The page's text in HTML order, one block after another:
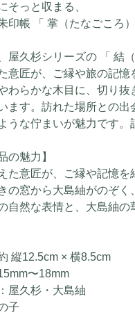
そっと収まる、
印帳 「 掌（たなごころ）
屋久杉シリーズの 「 結（
意匠が、ご縁や旅の記憶
わらかな木目に、切り
ます。訪れた場所との
うな佇まいが魅力です。
の魅力】
た意匠が、ご縁や記憶
の窓から大島紬がのぞ
自然な表情と、大島紬
縦12.5cm × 横8.5cm
〜18mm
屋久杉・大島紬
子